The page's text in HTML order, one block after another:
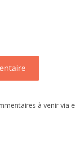
à venir via